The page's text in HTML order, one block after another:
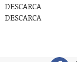
DESCARCA
DESCARCA